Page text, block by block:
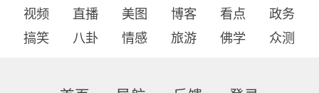
视频 直播 美图 博客 看点
政务
搞笑
八卦 情感 旅游 佛学 众测